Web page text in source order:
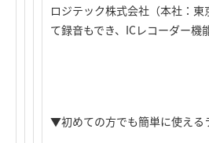
ロジテック株式会社（本社：
て録音もでき、ICレコーダー
▼初めての方でも簡単に使える